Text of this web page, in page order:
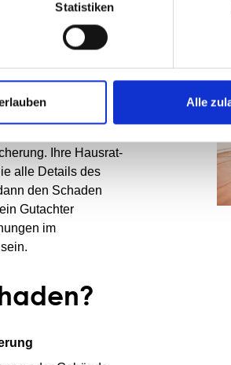
Statistiken
Alle
das Wasser
Ihre Hausrat-
alle Details des
den Schaden
Gutachter
im